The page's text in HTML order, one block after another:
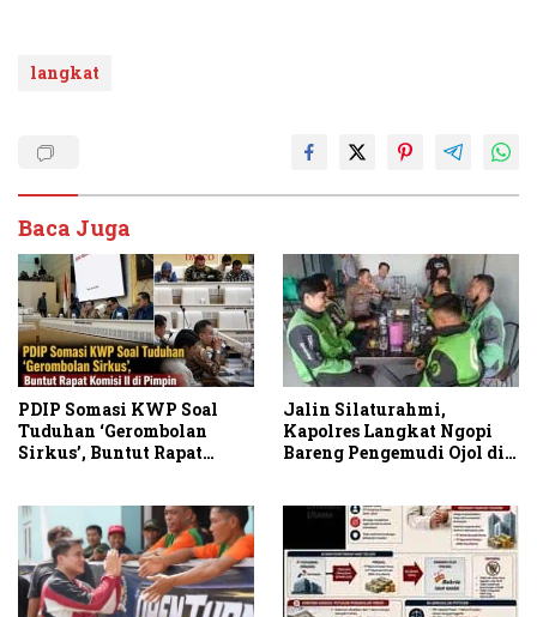
langkat
Baca Juga
PDIP Somasi KWP Soal
Tuduhan ‘Gerombolan
Sirkus’, Buntut Rapat
Jalin Silaturahmi,
Kapolres Langkat Ngopi
Bareng Pengemudi Ojol di